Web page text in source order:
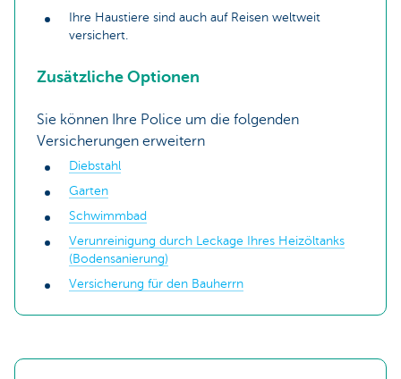
Ihre Haustiere sind auch auf Reisen weltweit
versichert.
Zusätzliche Optionen
Sie können Ihre Police um die folgenden
Versicherungen erweitern
Diebstahl
Garten
Schwimmbad
Verunreinigung durch Leckage Ihres Heizöltanks
(Bodensanierung)
Versicherung für den Bauherrn